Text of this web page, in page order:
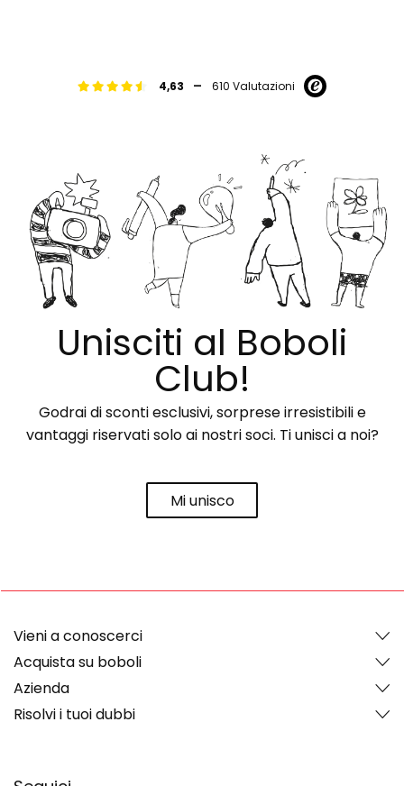
4,63 - 610 Valutazioni
Unisciti al Boboli
Club!
Godrai di sconti esclusivi, sorprese irresistibili e
vantaggi riservati solo ai nostri soci. Ti unisci a noi?
Mi unisco
Vieni a conoscerci
Acquista su boboli
Azienda
Risolvi i tuoi dubbi